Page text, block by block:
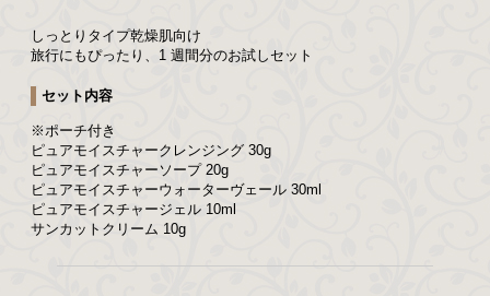
しっとりタイプ乾燥肌向け
旅行にもぴったり、1 週間分のお試しセット
セット内容
※ポーチ付き
ピュアモイスチャークレンジング 30g
ピュアモイスチャーソープ 20g
ピュアモイスチャーウォーターヴェール 30ml
ピュアモイスチャージェル 10ml
サンカットクリーム 10g